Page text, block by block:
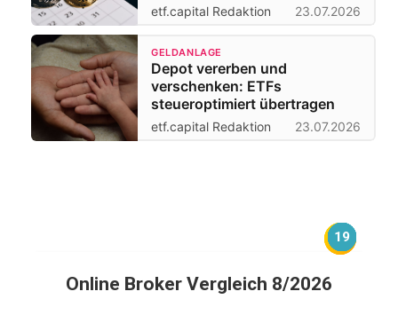
etf.capital Redaktion 23.07.2026
GELDANLAGE
Depot vererben und
verschenken: ETFs
steueroptimiert übertragen
etf.capital Redaktion 23.07.2026